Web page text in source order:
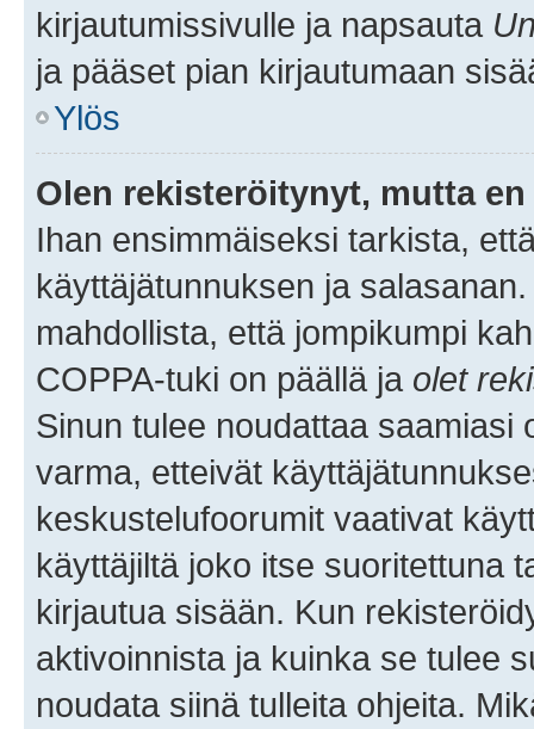
kirjautumissivulle ja napsauta
ja pääset pian kirjautumaan
Ylös
Olen rekisteröitynyt, mutta
Ihan ensimmäiseksi tarkista,
käyttäjätunnuksen ja
mahdollista, että jompikumpi
COPPA-tuki on päällä ja olet
Sinun tulee noudattaa saamiasi
varma, etteivät
keskustelufoorumit vaativat
käyttäjiltä joko itse suoritettuna
kirjautua sisään. Kun
aktivoinnista ja kuinka se tulee
noudata siinä tulleita ohjeita.